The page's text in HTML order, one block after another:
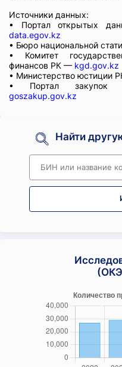
Источники данных:
• Портал открытых
data.egov.kz
• Бюро национальной
• Комитет
финансов РК — kgd.gov.kz
• Министерство юстиции
• Портал закупок
goszakup.gov.kz
Найти